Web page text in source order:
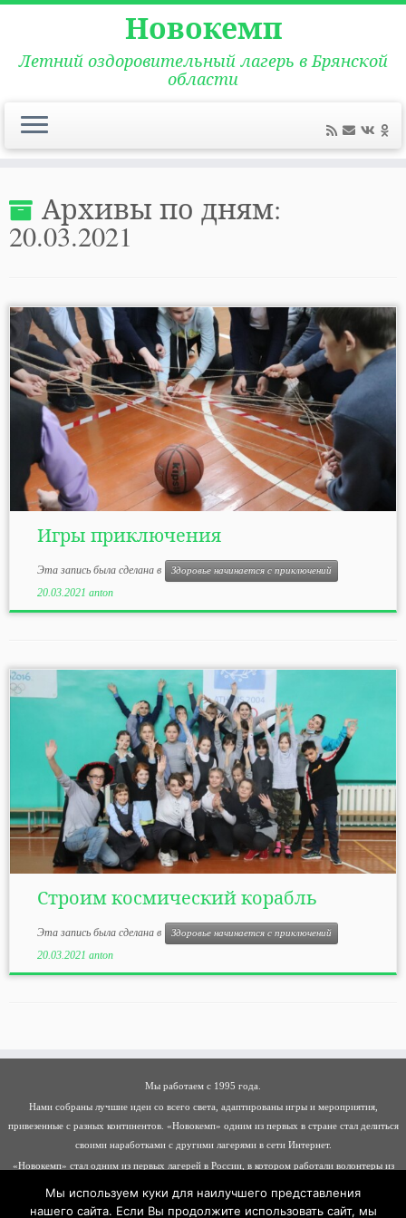
содержимому
Новокемп
Летний оздоровительный лагерь в Брянской
области
Архивы по дням:
20.03.2021
Игры приключения
Эта запись была сделана в Здоровье начинается с приключений
20.03.2021 anton
Строим космический корабль
Эта запись была сделана в Здоровье начинается с приключений
20.03.2021 anton
Мы работаем с 1995 года.
Нами собраны лучшие идеи со всего света, адаптированы игры и мероприятия,
привезенные с разных континентов. «Новокемп» одним из первых в стране стал делиться
своими наработками с другими лагерями в сети Интернет.
«Новокемп» стал одним из первых лагерей в России, в котором работали волонтеры из
Мы используем куки для наилучшего представления
нашего сайта. Если Вы продолжите использовать сайт, мы